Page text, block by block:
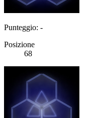
Punteggio: -
Posizione
68